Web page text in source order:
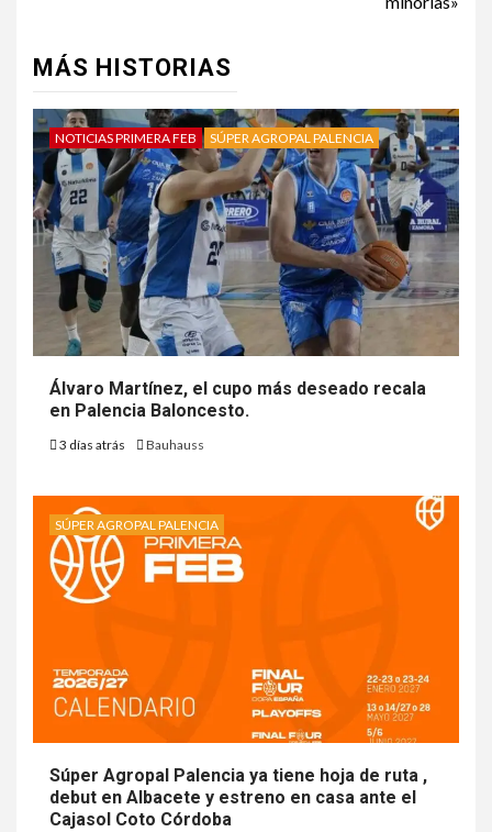
MÁS HISTORIAS
NOTICIAS PRIMERA FEB SÚPER AGROPAL PALENCIA
Álvaro Martínez, el cupo más deseado recala
en Palencia Baloncesto.
3 días atrás Bauhauss
SÚPER AGROPAL PALENCIA
Súper Agropal Palencia ya tiene hoja de ruta ,
debut en Albacete y estreno en casa ante el
Cajasol Coto Córdoba